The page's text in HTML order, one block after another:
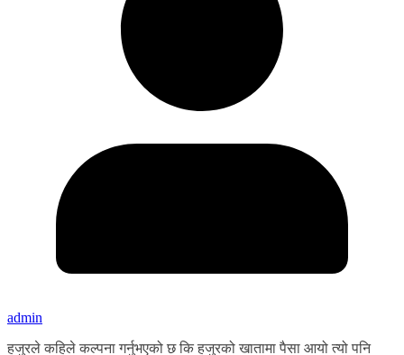
admin
हजुरले कहिले कल्पना गर्नुभएको छ कि हजुरको खातामा पैसा आयो त्यो पनि